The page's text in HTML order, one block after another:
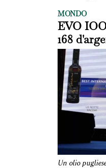
MONDO
EVO
168
Un olio